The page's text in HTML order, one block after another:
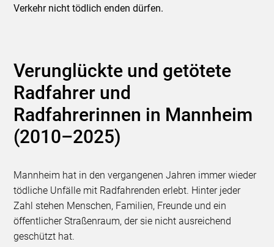
Verkehr nicht tödlich enden dürfen.
Verunglückte und getötete
Radfahrer und
Radfahrerinnen in Mannheim
(2010–2025)
Mannheim hat in den vergangenen Jahren immer wieder
tödliche Unfälle mit Radfahrenden erlebt. Hinter jeder
Zahl stehen Menschen, Familien, Freunde und ein
öffentlicher Straßenraum, der sie nicht ausreichend
geschützt hat.